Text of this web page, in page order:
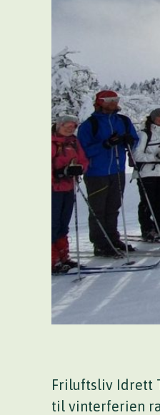
Friluftsliv Idrett
til vinterferien